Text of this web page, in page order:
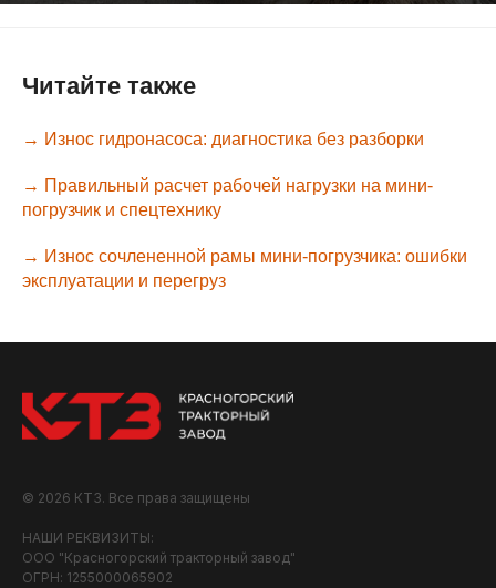
Читайте также
→ Износ гидронасоса: диагностика без разборки
→ Правильный расчет рабочей нагрузки на мини-
погрузчик и спецтехнику
→ Износ сочлененной рамы мини-погрузчика: ошибки
эксплуатации и перегруз
© 2026 КТЗ. Все права защищены
НАШИ РЕКВИЗИТЫ:
ООО "Красногорский тракторный завод"
ОГРН: 1255000065902